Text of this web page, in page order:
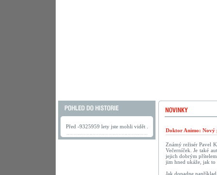
Před -9325959 lety jste mohli vidět .
Doktor Animo: Nový
Známý režisér Pavel
Večerníček. Je také
jejich dobrým
jim hned ukáže, jak to
Jak dopadne